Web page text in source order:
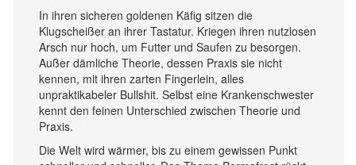
In ihren sicheren goldenen Käfig sitzen die
Klugscheißer an ihrer Tastatur. Kriegen ihren nutzlosen
Arsch nur hoch, um Futter und Saufen zu besorgen.
Außer dämliche Theorie, dessen Praxis sie nicht
kennen, mit ihren zarten Fingerlein, alles
unpraktikabeler Bullshit. Selbst eine Krankenschwester
kennt den feinen Unterschied zwischen Theorie und
Praxis.
Die Welt wird wärmer, bis zu einem gewissen Punkt